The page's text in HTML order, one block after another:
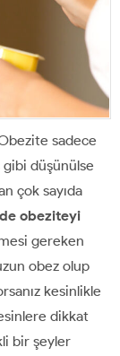
sadece
düşünülse
çok sayıda
obeziteyi
gereken
obez olup
kesinlikle
dikkat
bir şeyler